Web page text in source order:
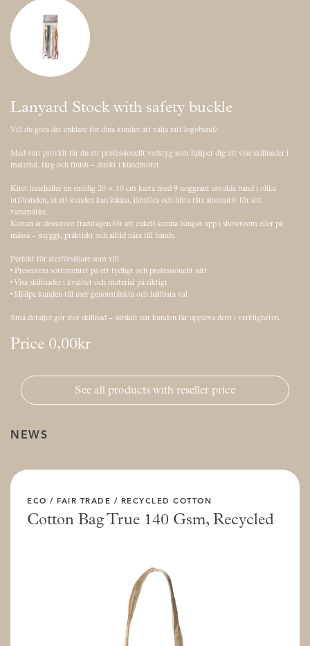
Lanyard Stock with safety buckle
Vill du göra det enklare för dina kunder att välja rätt logoband?
Med vårt provkit får du ett professionellt verktyg som hjälper dig att visa skillnader i
material, färg och finish – direkt i kundmötet.
Kitet innehåller en smidig 20 × 10 cm karta med 9 noggrant utvalda band i olika
utföranden, så att kunden kan känna, jämföra och hitta rätt alternativ för sitt
varumärke.
Kartan är dessutom framtagen för att enkelt kunna hängas upp i showroom eller på
mässa – snyggt, praktiskt och alltid nära till hands.
Perfekt för återförsäljare som vill:
• Presentera sortimentet på ett tydligt och professionellt sätt
• Visa skillnader i kvalitet och material på riktigt
• Hjälpa kunden till mer genomtänkta och hållbara val
Små detaljer gör stor skillnad – särskilt när kunden får uppleva dem i verkligheten.
Price 0,00kr
See all products with reseller price
NEWS
ECO / FAIR TRADE / RECYCLED COTTON
Cotton Bag True 140 Gsm, Recycled